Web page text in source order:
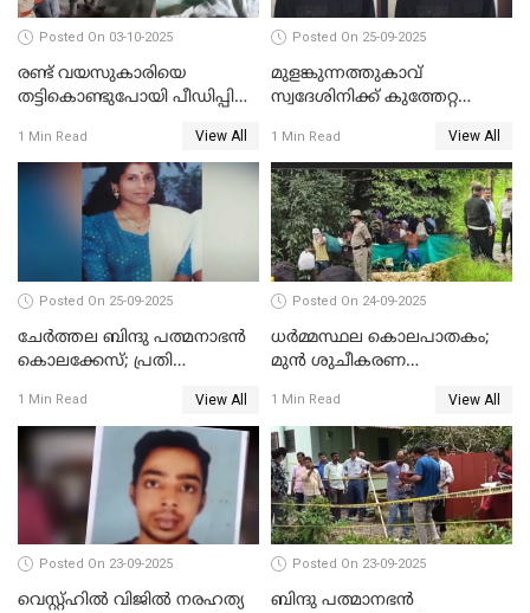
Posted On 03-10-2025
രണ്ട് വയസുകാരിയെ
തട്ടികൊണ്ടുപോയി പീഡിപ്പിച്ച
1 Min Read View All
Posted On 25-09-2025
മുളങ്കുന്നത്തുകാവ്
സ്വദേശിനിക്ക് കുത്തേറ്റ
ജോസഫ് പിടിയില്‍
1 Min Read View All
Posted On 25-09-2025
ചേർത്തല ബിന്ദു പത്മനാഭൻ
കൊലക്കേസ്; പ്രതി
1 Min Read View All
Posted On 24-09-2025
ധർമ്മസ്ഥല കൊലപാതകം;
മുൻ ശുചീകരണ
രേഖപ്പെടുത്തും
1 Min Read View All
Posted On 23-09-2025
വെസ്റ്റ്ഹിൽ വിജിൽ നരഹത്യ
Posted On 23-09-2025
ബിന്ദു പത്മാനഭന്‍